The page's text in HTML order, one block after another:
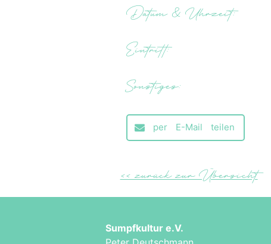
Datum & Uhrzeit:
Eintritt:
Sonstiges:
per E-Mail teilen
<< zurück zur Übersicht
Sumpfkultur e.V.